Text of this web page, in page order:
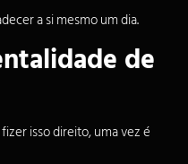
a si mesmo um dia.
de
isso direito, uma vez é